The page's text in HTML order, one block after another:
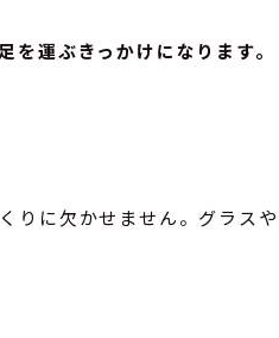
運ぶきっかけになります。
に欠かせません。グラス